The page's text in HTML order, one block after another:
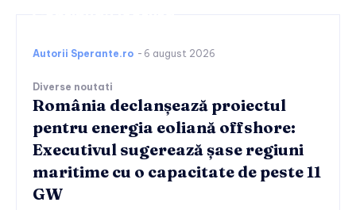
Autorii Sperante.ro - 6 august 2026
Diverse noutati
România declanșează proiectul
pentru energia eoliană offshore:
Executivul sugerează șase regiuni
maritime cu o capacitate de peste 11
GW